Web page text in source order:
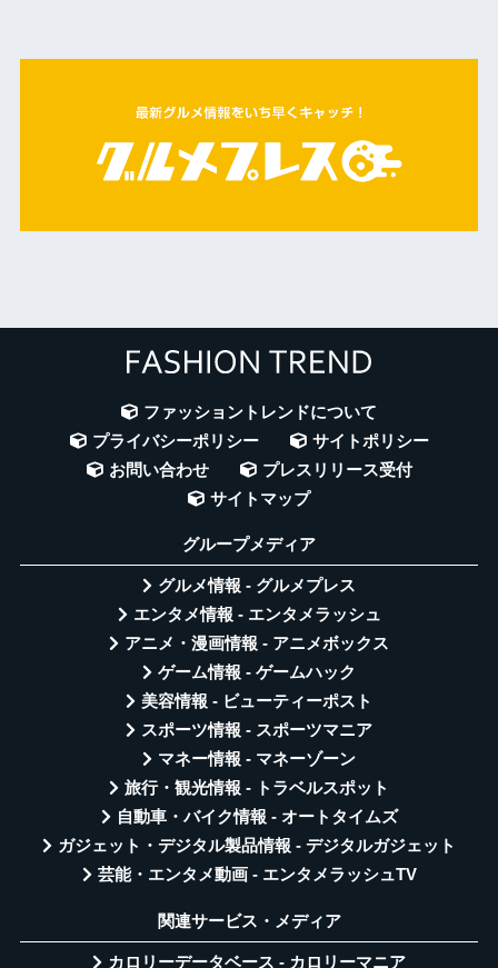
ファッショントレンドについて
プライバシーポリシー
サイトポリシー
お問い合わせ
プレスリリース受付
サイトマップ
グループメディア
グルメ情報 - グルメプレス
エンタメ情報 - エンタメラッシュ
アニメ・漫画情報 - アニメボックス
ゲーム情報 - ゲームハック
美容情報 - ビューティーポスト
スポーツ情報 - スポーツマニア
マネー情報 - マネーゾーン
旅行・観光情報 - トラベルスポット
自動車・バイク情報 - オートタイムズ
ガジェット・デジタル製品情報 - デジタルガジェット
芸能・エンタメ動画 - エンタメラッシュTV
関連サービス・メディア
カロリーデータベース - カロリーマニア